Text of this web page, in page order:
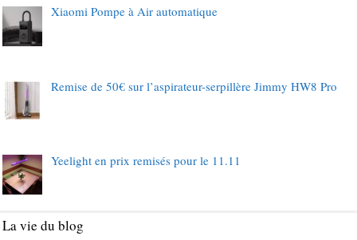
Xiaomi Pompe à Air automatique
Remise de 50€ sur l’aspirateur-serpillère Jimmy HW8 Pro
Yeelight en prix remisés pour le 11.11
La vie du blog